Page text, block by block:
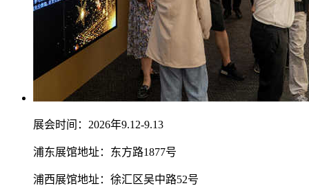
展会时间：2026年9.12-9.13
浦东展馆地址：东方路1877号
浦西展馆地址：徐汇区吴中路52号